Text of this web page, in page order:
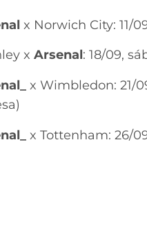
x Norwich City: 11/
x Arsenal: 18/09,
x Wimbledon: 21/
x Tottenham: 26/